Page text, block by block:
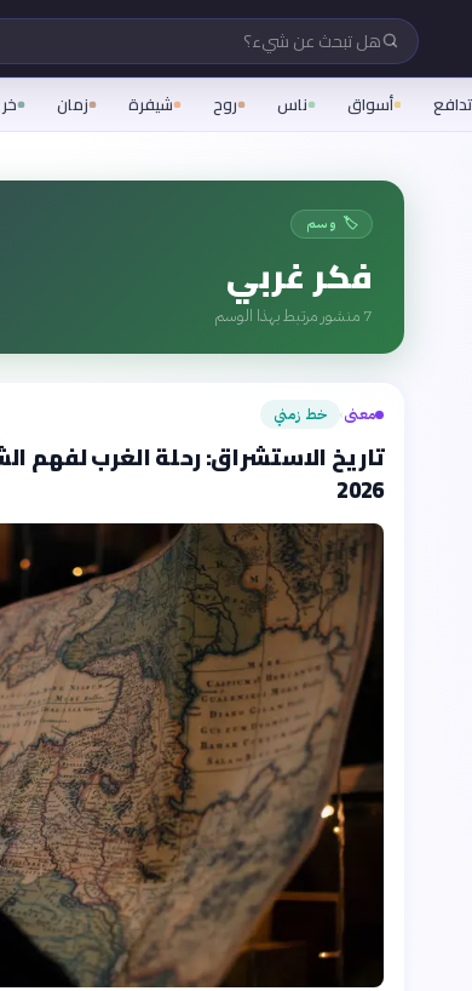
هل تبحث عن شيء؟
تدافع أسواق ناس روح شيفرة زمان
🏷️ وسم
فكر غربي
7 منشور مرتبط بهذا الوسم
معنى› خط زمني
تاريخ الاستشراق: رحلة الغرب لفهم
2026